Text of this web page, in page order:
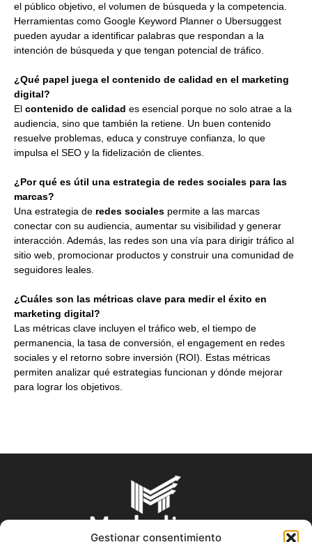
Gestionar consentimiento
el público objetivo, el volumen de búsqueda y la competencia.
Herramientas como Google Keyword Planner o Ubersuggest
pueden ayudar a identificar palabras que respondan a la
intención de búsqueda y que tengan potencial de tráfico.
¿Qué papel juega el contenido de calidad en el marketing
digital?
El contenido de calidad es esencial porque no solo atrae a la
audiencia, sino que también la retiene. Un buen contenido
resuelve problemas, educa y construye confianza, lo que
impulsa el SEO y la fidelización de clientes.
¿Por qué es útil una estrategia de redes sociales para las
marcas?
Una estrategia de redes sociales permite a las marcas
conectar con su audiencia, aumentar su visibilidad y generar
interacción. Además, las redes son una vía para dirigir tráfico al
sitio web, promocionar productos y construir una comunidad de
seguidores leales.
¿Cuáles son las métricas clave para medir el éxito en
marketing digital?
Las métricas clave incluyen el tráfico web, el tiempo de
permanencia, la tasa de conversión, el engagement en redes
sociales y el retorno sobre inversión (ROI). Estas métricas
permiten analizar qué estrategias funcionan y dónde mejorar
para lograr los objetivos.